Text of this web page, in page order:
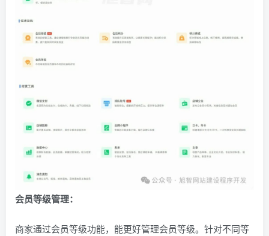
会员等级管理：
商家通过会员等级功能，能更好管理会员等级。针对不同等